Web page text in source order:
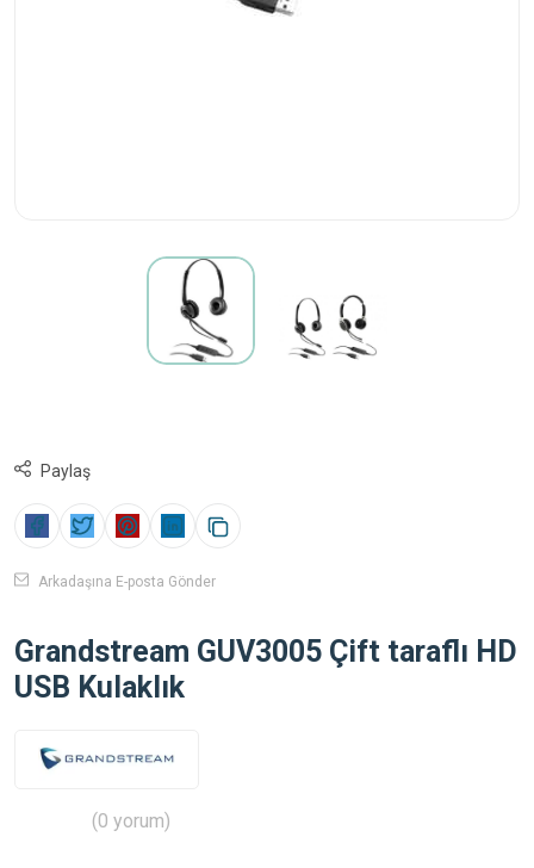
Paylaş
Arkadaşına E-posta Gönder
Grandstream GUV3005 Çift taraflı HD
USB Kulaklık
(0 yorum)